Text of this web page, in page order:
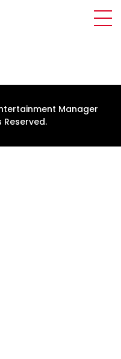
Manager
Reserved.